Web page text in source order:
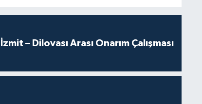
– Dilovası Arası Onarım Çalışması